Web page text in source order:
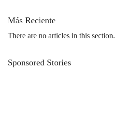
Más Reciente
There are no articles in this section.
Sponsored Stories